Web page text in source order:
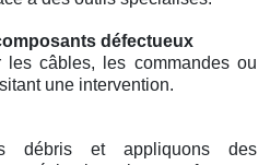
défectueux
les câbles, les commandes ou
une intervention.
débris et appliquons des